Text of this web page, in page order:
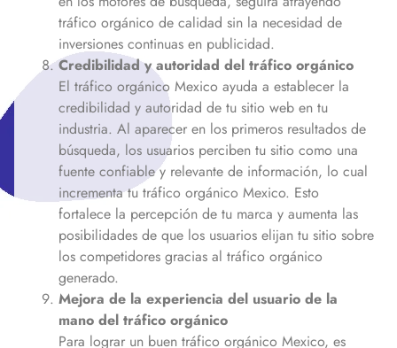
tráfico orgánico de calidad sin la necesidad de
inversiones continuas en publicidad.
Credibilidad y autoridad del tráfico orgánico
El tráfico orgánico Mexico ayuda a establecer la
credibilidad y autoridad de tu sitio web en tu
industria. Al aparecer en los primeros resultados de
búsqueda, los usuarios perciben tu sitio como una
fuente confiable y relevante de información, lo cual
incrementa tu tráfico orgánico Mexico. Esto
fortalece la percepción de tu marca y aumenta las
posibilidades de que los usuarios elijan tu sitio sobre
los competidores gracias al tráfico orgánico
generado.
Mejora de la experiencia del usuario de la
mano del tráfico orgánico
Para lograr un buen tráfico orgánico Mexico, es